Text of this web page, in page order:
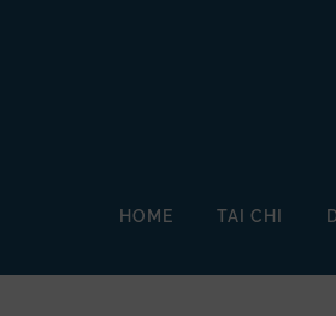
HOME TAI CHI